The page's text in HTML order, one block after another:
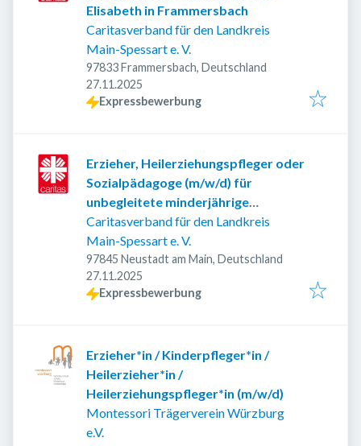
Elisabeth in Frammersbach
Caritasverband für den Landkreis
Main-Spessart e. V.
97833 Frammersbach, Deutschland
Veröffentlicht
27.11.2025
Expressbewerbung
Erzieher, Heilerziehungspfleger oder
Sozialpädagoge (m/w/d) für
unbegleitete minderjährige
Ausländer (UMA)
Caritasverband für den Landkreis
Main-Spessart e. V.
97845 Neustadt am Main, Deutschland
Veröffentlicht
27.11.2025
Expressbewerbung
Erzieher*in / Kinderpfleger*in /
Heilerzieher*in /
Heilerziehungspfleger*in (m/w/d)
Montessori Trägerverein Würzburg
e.V.